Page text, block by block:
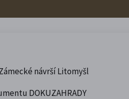
návrší Litomyšl
DOKUZAHRADY